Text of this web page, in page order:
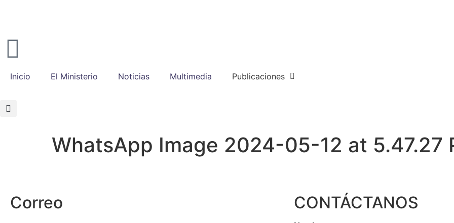
Inicio El Ministerio Noticias Multimedia Publicaciones
WhatsApp Image 2024-05-12 at 5.47.27
Correo CONTÁCTANOS